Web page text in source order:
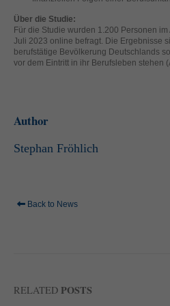
Über die Studie:
Für die Studie wurden 1.200 Personen
Juli 2023 online befragt. Die Ergebnisse
berufstätige Bevölkerung Deutschlands
vor dem Eintritt in ihr Berufsleben stehen
Author
Stephan Fröhlich
Back to News
RELATED POSTS
Personenbezogene Daten können
Adressen), z. B. für personalisierte
Anzeigen- und Inhaltsmessung.
Verwendung Ihrer Daten finden Sie
Cookies auswählen.
Alle akzeptieren
Essenziell (1)